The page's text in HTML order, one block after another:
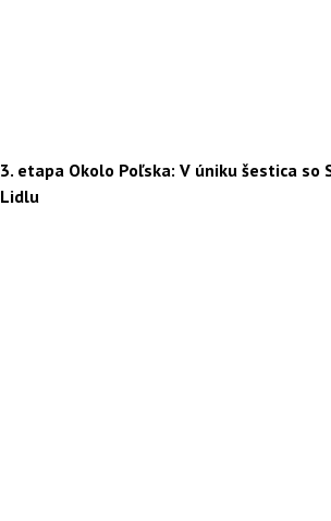
3. etapa Okolo Poľska: V úniku šestica so
Lidlu